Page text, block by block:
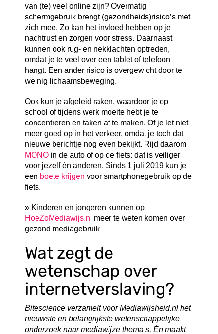
van (te) veel online zijn? Overmatig
schermgebruik brengt (gezondheids)risico’s met
zich mee. Zo kan het invloed hebben op je
nachtrust en zorgen voor stress. Daarnaast
kunnen ook rug- en nekklachten optreden,
omdat je te veel over een tablet of telefoon
hangt. Een ander risico is overgewicht door te
weinig lichaamsbeweging.
Ook kun je afgeleid raken, waardoor je op
school of tijdens werk moeite hebt je te
concentreren en taken af te maken. Of je let niet
meer goed op in het verkeer, omdat je toch dat
nieuwe berichtje nog even bekijkt. Rijd daarom
MONO in de auto of op de fiets: dat is veiliger
voor jezelf én anderen. Sinds 1 juli 2019 kun je
een boete krijgen voor smartphonegebruik op de
fiets.
» Kinderen en jongeren kunnen op
HoeZoMediawijs.nl meer te weten komen over
gezond mediagebruik
Wat zegt de
wetenschap over
internetverslaving?
Bitescience verzamelt voor Mediawijsheid.nl het
nieuwste en belangrijkste wetenschappelijke
onderzoek naar mediawijze thema’s. Én maakt